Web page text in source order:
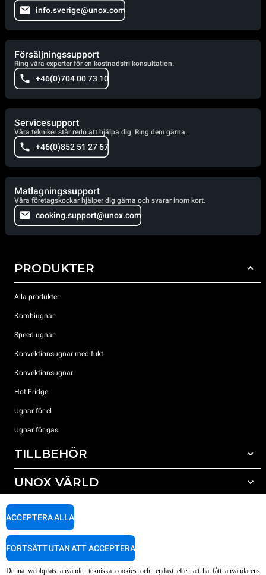
info.sverige@unox.com
Försäljningssupport
Ring våra experter för en kostnadsfri konsultation.
+46(0)704 00 73 10
Servicesupport
Våra tekniker står redo att hjälpa dig. Ring dem gärna.
+46(0)852 51 27 67
Matlagningssupport
Våra företagskockar hjälper dig gärna och svarar inom kort.
cooking.support@unox.com
PRODUKTER
Alla produkter
Kombiugnar
Speed-ugnar
Konvektionsugnar med fukt
Konvektionsugnar
Hot Fridge
Ugnar för el
Ugnar för gas
TILLBEHÖR
Alla tillbehör
Rengöringsmedel för mauell rengöring
Vattenbehandling med omvänd osmosisk
UNOX VÄRLD
Våra kontor runt om i världen
SUPPORT
Denna webbplats använder tekniska cookies och, endast efter att ha fått användarens
ACCEPTERA ALLA
FORTSÄTT UTAN ATT ACCEPTERA